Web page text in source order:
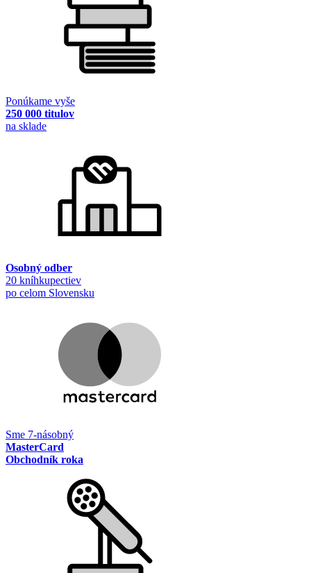
Ponúkame vyše
250 000 titulov
na sklade
Osobný odber
20 kníhkupectiev
po celom Slovensku
Sme 7-násobný
MasterCard
Obchodník roka